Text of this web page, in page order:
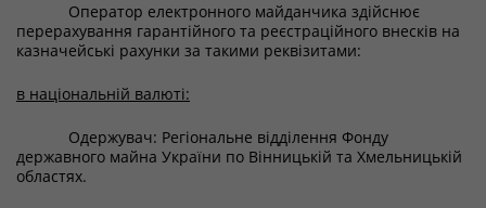
Оператор електронного майданчика здійснює
перерахування гарантійного та реєстраційного внесків на
казначейські рахунки за такими реквізитами:
в національній валюті:
Одержувач: Регіональне відділення Фонду
державного майна України по Вінницькій та Хмельницькій
областях.